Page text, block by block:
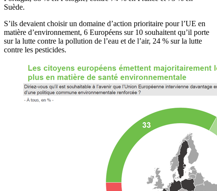
Suède.
S’ils devaient choisir un domaine d’action prioritaire pour l’UE en
matière d’environnement, 6 Européens sur 10 souhaitent qu’il porte
sur la lutte contre la pollution de l’eau et de l’air, 24 % sur la lutte
contre les pesticides.